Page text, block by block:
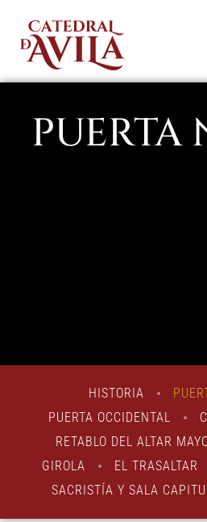
PUERTA
HISTORIA
PUERTA OCCIDENTAL
RETABLO DEL ALTAR
GIROLA
EL TRASALTAR
SACRISTÍA Y SALA